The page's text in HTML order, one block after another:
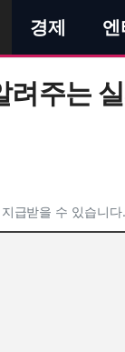
경제 엔
주는
급받을 수 있습니다.